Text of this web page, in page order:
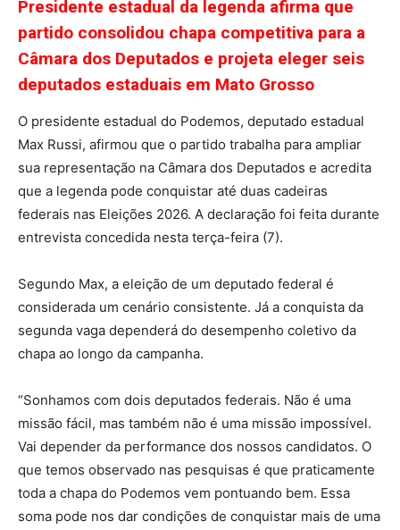
Presidente estadual da legenda afirma que
partido consolidou chapa competitiva para a
Câmara dos Deputados e projeta eleger seis
deputados estaduais em Mato Grosso
O presidente estadual do Podemos, deputado estadual
Max Russi, afirmou que o partido trabalha para ampliar
sua representação na Câmara dos Deputados e acredita
que a legenda pode conquistar até duas cadeiras
federais nas Eleições 2026. A declaração foi feita durante
entrevista concedida nesta terça-feira (7).
Segundo Max, a eleição de um deputado federal é
considerada um cenário consistente. Já a conquista da
segunda vaga dependerá do desempenho coletivo da
chapa ao longo da campanha.
“Sonhamos com dois deputados federais. Não é uma
missão fácil, mas também não é uma missão impossível.
Vai depender da performance dos nossos candidatos. O
que temos observado nas pesquisas é que praticamente
toda a chapa do Podemos vem pontuando bem. Essa
soma pode nos dar condições de conquistar mais de uma